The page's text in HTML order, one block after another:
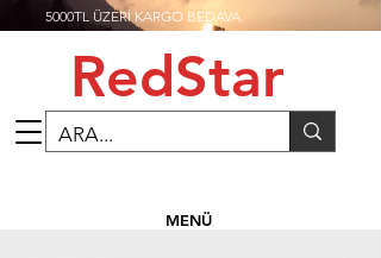
5000TL ÜZERİ KARGO BEDAVA.
RedStar
MENÜ